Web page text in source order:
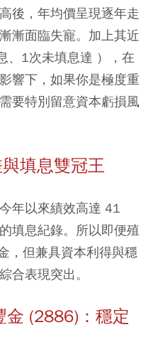
後，年均價呈現逐年走
漸面臨失寵。加上其近
、1次未填息達 ），在
響下，如果你是極度重
要特別留意資本虧損風
填息雙冠王
年以來績效高達 41
填息紀錄。所以即便殖
，但兼具資本利得與穩
合表現突出。
(2886)：穩定